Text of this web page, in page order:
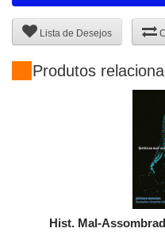
Lista de Desejos
Produtos
Hist. Mal-